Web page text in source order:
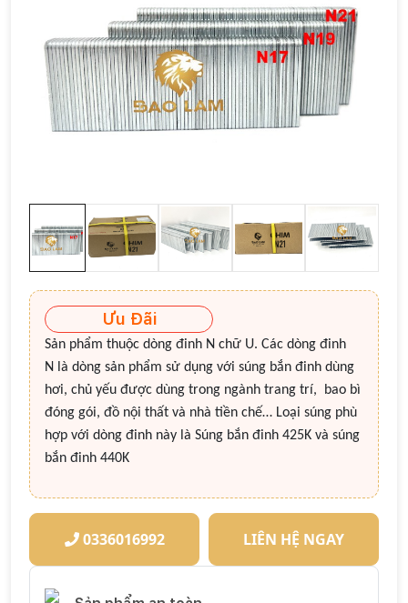
Ưu Đãi
Sản phẩm thuộc dòng đinh N chữ U. Các dòng đinh
N là dòng sản phẩm sử dụng với súng bắn đinh dùng
hơi, chủ yếu được dùng trong ngành trang trí, bao bì
đóng gói, đồ nội thất và nhà tiền chế… Loại súng phù
hợp với dòng đinh này là Súng bắn đinh 425K và súng
bắn đinh 440K
0336016992 LIÊN HỆ NGAY